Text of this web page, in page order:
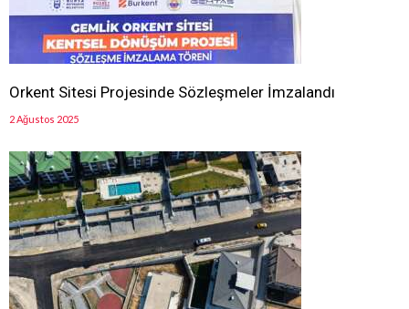
Orkent Sitesi Projesinde Sözleşmeler İmzalandı
2 Ağustos 2025